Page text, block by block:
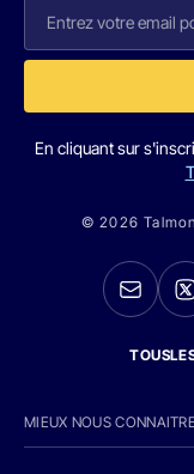
En cliquant sur
© 2026
MIEUX NOUS CONNAITRE